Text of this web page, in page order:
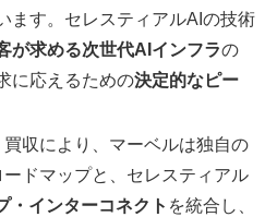
ます。セレスティアルAIの技術
が求める次世代AIインフラの
に応えるための決定的なピー
買収により、マーベルは独自の
ードマップと、セレスティアル
・インターコネクト を統合し、